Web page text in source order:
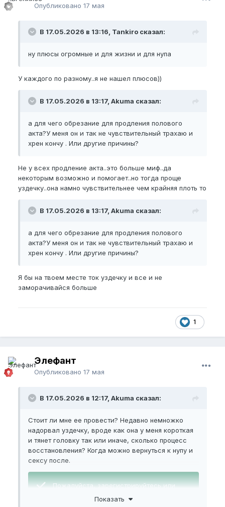
Опубликовано 17 мая
В 17.05.2026 в 13:16, Tankiro сказал:
ну плюсы огромные и для жизни и для нупа
У каждого по разному..я не нашел плюсов))
В 17.05.2026 в 13:17, Akuma сказал:
а для чего обрезание для продления полового
акта?У меня он и так не чувствительный трахаю и
хрен кончу . Или другие причины?
Не у всех продление акта..это больше миф..да
некоторым возможно и помогает..но тогда проще
уздечку..она намно чувствительнее чем крайняя плоть то
В 17.05.2026 в 13:17, Akuma сказал:
а для чего обрезание для продления полового
акта?У меня он и так не чувствительный трахаю и
хрен кончу . Или другие причины?
Я бы на твоем месте ток уздечку и все и не
заморачивайся больше
1
Элефант
Опубликовано 17 мая
В 17.05.2026 в 12:17, Akuma сказал:
Стоит ли мне ее провести? Недавно немножко
надорвал уздечку, вроде как она у меня короткая
и тянет головку так или иначе, сколько процесс
восстановления? Когда можно вернуться к нупу и
сексу после.
Пожалуйста,зарегистрируйтесьили
, чтобы увидеть скрытое
Показать